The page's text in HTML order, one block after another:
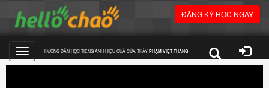
ĐĂNG KÝ HỌC NGAY
Toggle
HƯỚNG DẪN HỌC TIẾNG ANH HIỆU QUẢ CỦA THẦY PHẠM VIỆT THẮNG